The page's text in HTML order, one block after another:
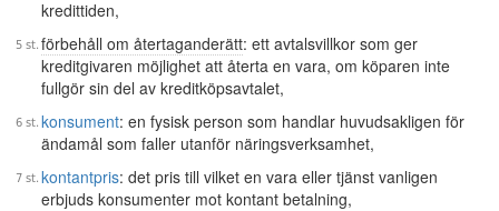
kredittiden,
förbehåll om återtaganderätt: ett avtalsvillkor som ger
kreditgivaren möjlighet att återta en vara, om köparen inte
fullgör sin del av kreditköpsavtalet,
konsument: en fysisk person som handlar huvudsakligen för
ändamål som faller utanför näringsverksamhet,
kontantpris: det pris till vilket en vara eller tjänst vanligen
erbjuds konsumenter mot kontant betalning,